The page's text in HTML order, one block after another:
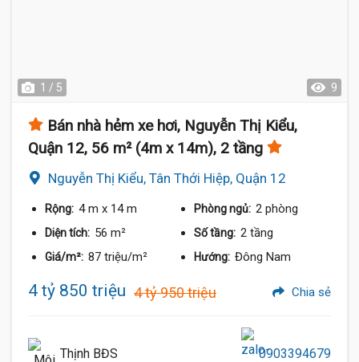
1 / 5 9
Bán nhà hẻm xe hơi, Nguyễn Thị Kiểu,
Quận 12, 56 m² (4m x 14m), 2 tầng
Nguyễn Thị Kiểu, Tân Thới Hiệp, Quận 12
Rộng: 4 m x 14 m Phòng ngủ: 2 phòng
Diện tích: 56 m² Số tầng: 2 tầng
Giá/m²: 87 triệu/m² Hướng: Đông Nam
4 tỷ 850 triệu 4 tỷ 950 triệu Chia sẻ
Thịnh BĐS 0903394679